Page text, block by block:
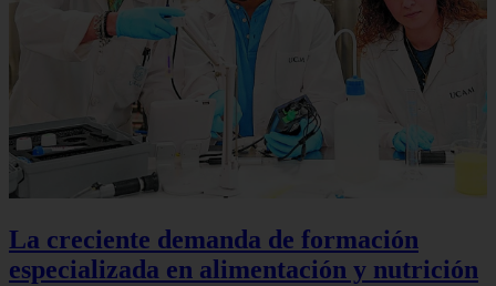
La creciente demanda de formación
especializada en alimentación y nutrición